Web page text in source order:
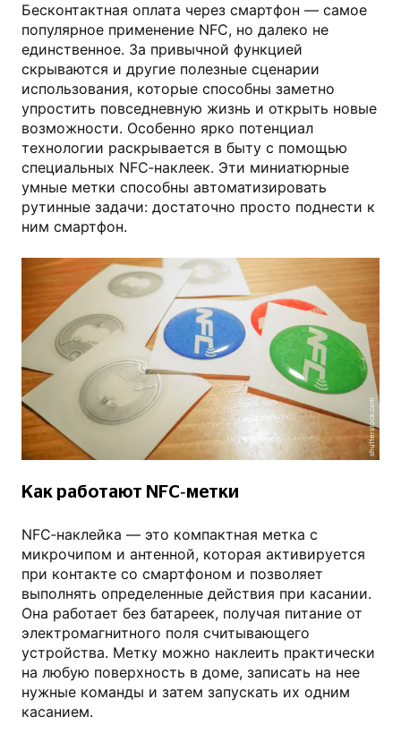
Бесконтактная оплата через смартфон — самое
популярное применение NFC, но далеко не
единственное. За привычной функцией
скрываются и другие полезные сценарии
использования, которые способны заметно
упростить повседневную жизнь и открыть новые
возможности. Особенно ярко потенциал
технологии раскрывается в быту с помощью
специальных NFC‑наклеек. Эти миниатюрные
умные метки способны автоматизировать
рутинные задачи: достаточно просто поднести к
ним смартфон.
shutterstock.com
Как работают NFC‑метки
NFC‑наклейка — это компактная метка с
микрочипом и антенной, которая активируется
при контакте со смартфоном и позволяет
выполнять определенные действия при касании.
Она работает без батареек, получая питание от
электромагнитного поля считывающего
устройства. Метку можно наклеить практически
на любую поверхность в доме, записать на нее
нужные команды и затем запускать их одним
касанием.